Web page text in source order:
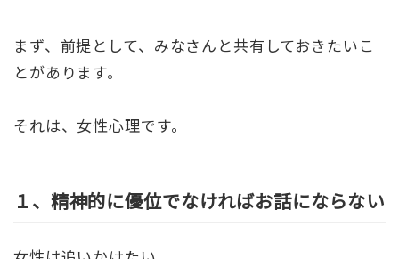
まず、前提として、みなさんと共有しておきたいこ
とがあります。
それは、女性心理です。
１、精神的に優位でなければお話にならない